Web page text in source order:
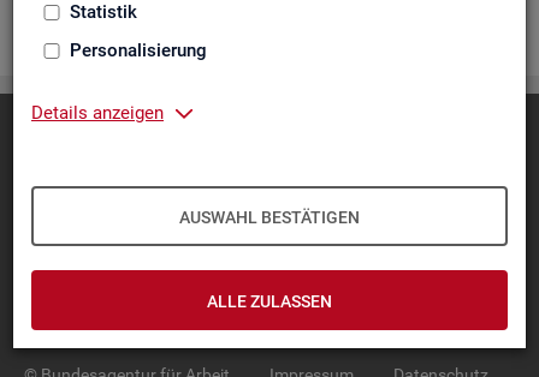
Statistik
Personalisierung
Details anzeigen
AUSWAHL BESTÄTIGEN
ALLE ZULASSEN
Diese Seite empfehlen
IN­TER­AK­TI­VE STA­TIS­TI­KEN
GRUND­LA­GEN